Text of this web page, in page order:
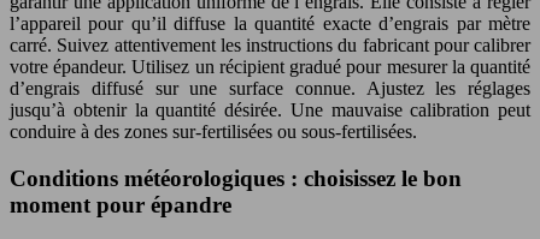
l’appareil pour qu’il diffuse la quantité exacte d’engrais par mètre
carré. Suivez attentivement les instructions du fabricant pour calibrer
votre épandeur. Utilisez un récipient gradué pour mesurer la quantité
d’engrais diffusé sur une surface connue. Ajustez les réglages
jusqu’à obtenir la quantité désirée. Une mauvaise calibration peut
conduire à des zones sur-fertilisées ou sous-fertilisées.
Conditions météorologiques : choisissez le bon
moment pour épandre